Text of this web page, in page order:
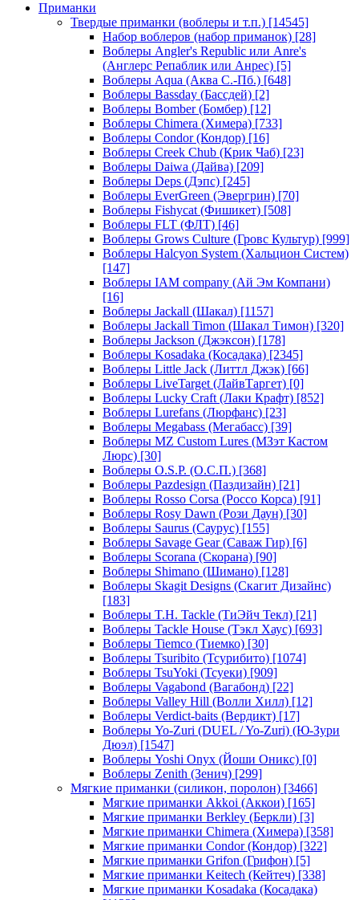
Приманки
Твердые приманки (воблеры и т.п.) [14545]
Набор воблеров (набор приманок) [28]
Воблеры Angler's Republic или Anre's
(Англерс Репаблик или Анрес) [5]
Воблеры Aqua (Аква С.-Пб.) [648]
Воблеры Bassday (Бассдей) [2]
Воблеры Bomber (Бомбер) [12]
Воблеры Chimera (Химера) [733]
Воблеры Condor (Кондор) [16]
Воблеры Creek Chub (Крик Чаб) [23]
Воблеры Daiwa (Дайва) [209]
Воблеры Deps (Дэпс) [245]
Воблеры EverGreen (Эвергрин) [70]
Воблеры Fishycat (Фишикет) [508]
Воблеры FLT (ФЛТ) [46]
Воблеры Grows Culture (Гровс Культур) [999]
Воблеры Halcyon System (Хальцион Систем)
[147]
Воблеры IAM company (Ай Эм Компани)
[16]
Воблеры Jackall (Шакал) [1157]
Воблеры Jackall Timon (Шакал Тимон) [320]
Воблеры Jackson (Джэксон) [178]
Воблеры Kosadaka (Косадака) [2345]
Воблеры Little Jack (Литтл Джэк) [66]
Воблеры LiveTarget (ЛайвТаргет) [0]
Воблеры Lucky Craft (Лаки Крафт) [852]
Воблеры Lurefans (Люрфанс) [23]
Воблеры Megabass (Мегабасс) [39]
Воблеры MZ Custom Lures (МЗэт Кастом
Люрс) [30]
Воблеры O.S.P. (О.С.П.) [368]
Воблеры Pazdesign (Паздизайн) [21]
Воблеры Rosso Corsa (Россо Корса) [91]
Воблеры Rosy Dawn (Рози Даун) [30]
Воблеры Saurus (Саурус) [155]
Воблеры Savage Gear (Саваж Гир) [6]
Воблеры Scorana (Скорана) [90]
Воблеры Shimano (Шимано) [128]
Воблеры Skagit Designs (Скагит Дизайнс)
[183]
Воблеры T.H. Tackle (ТиЭйч Текл) [21]
Воблеры Tackle House (Тэкл Хаус) [693]
Воблеры Tiemco (Тиемко) [30]
Воблеры Tsuribito (Тсурибито) [1074]
Воблеры TsuYoki (Тсуеки) [909]
Воблеры Vagabond (Вагабонд) [22]
Воблеры Valley Hill (Волли Хилл) [12]
Воблеры Verdict-baits (Вердикт) [17]
Воблеры Yo-Zuri (DUEL / Yo-Zuri) (Ю-Зури
Дюэл) [1547]
Воблеры Yoshi Onyx (Йоши Оникс) [0]
Воблеры Zenith (Зенич) [299]
Мягкие приманки (силикон, поролон) [3466]
Мягкие приманки Akkoi (Аккои) [165]
Мягкие приманки Berkley (Беркли) [3]
Мягкие приманки Chimera (Химера) [358]
Мягкие приманки Condor (Кондор) [322]
Мягкие приманки Grifon (Грифон) [5]
Мягкие приманки Keitech (Кейтеч) [338]
Мягкие приманки Kosadaka (Косадака)